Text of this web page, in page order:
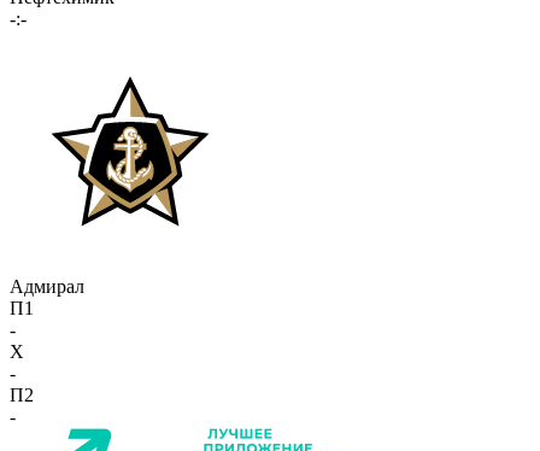
-:-
Адмирал
П1
-
X
-
П2
-